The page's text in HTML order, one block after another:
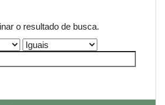
o resultado de busca.